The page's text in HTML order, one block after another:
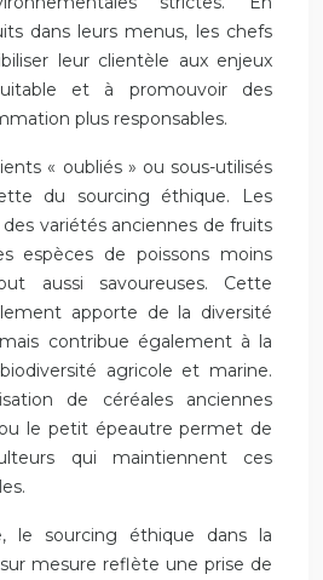
dans leurs menus, les chefs
leur clientèle aux enjeux
et à promouvoir des
plus responsables.
« oubliés » ou sous-utilisés
du sourcing éthique. Les
variétés anciennes de fruits
espèces de poissons moins
aussi savoureuses. Cette
apporte de la diversité
contribue également à la
agricole et marine.
de céréales anciennes
le petit épeautre permet de
qui maintiennent ces
le sourcing éthique dans la
mesure reflète une prise de